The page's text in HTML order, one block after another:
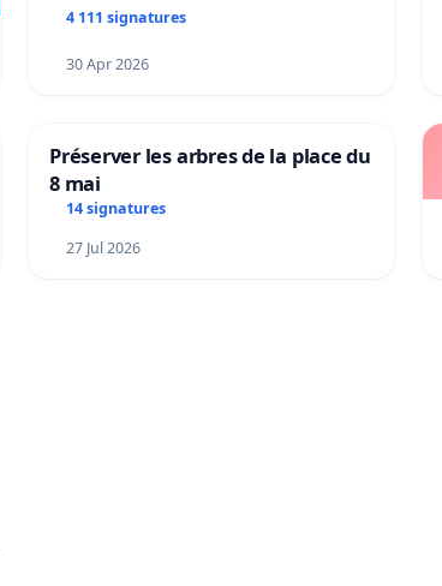
4 111 signatures
30 Apr 2026
Préserver les arbres de la place du
8 mai
14 signatures
27 Jul 2026